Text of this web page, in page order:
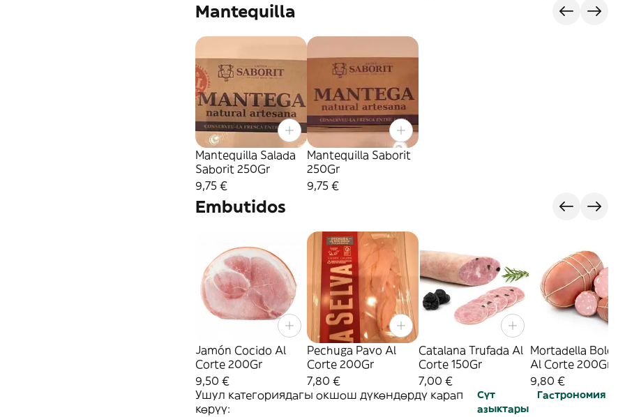
Mantequilla
Mantequilla Salada
Saborit 250Gr
9,75 €
Mantequilla Saborit
250Gr
9,75 €
Embutidos
Jamón Cocido Al
Corte 200Gr
9,50 €
Pechuga Pavo Al
Corte 200Gr
7,80 €
Catalana Trufada Al
Corte 150Gr
7,00 €
Mortadella
Al Corte 200Gr
9,80 €
Ушул категориядагы окшош дүкөндөрдү карап
көрүү:
Сүт
азыктары
Гастрономия